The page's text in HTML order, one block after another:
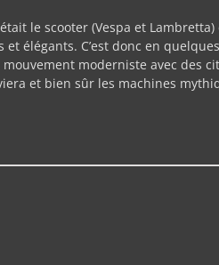
le scooter (Vespa et
élégants. C’est donc en
moderniste avec des
et bien sûr les machines